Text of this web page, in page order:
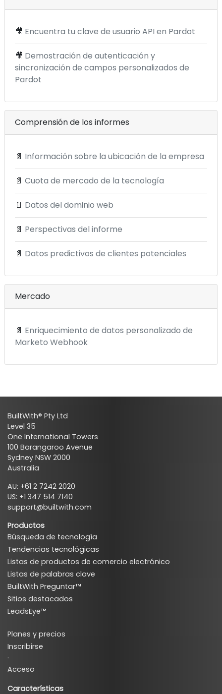
🎥 Encuentra tu clave de usuario API en Pardot
🎥 Demostración de autenticación y
sincronización de campos personalizados de
Pardot
Comprensión de los informes
📄 Información sobre la ubicación de la empresa
📄 Cuota de mercado de la tecnología
📄 Datos del dominio web
📄 Perspectivas del informe
📄 Datos predictivos de clientes potenciales
Mercado
📄 Enriquecimiento de datos personalizado de
Marketo Webhook
BuiltWith® Pty Ltd
Level 35
One International Towers
100 Barangaroo Avenue
Sydney NSW 2000
Australia
AU: +61 2 7242 2020
US: +1 347 514 7140
support@builtwith.com
Productos
Búsqueda de tecnología
Tendencias tecnológicas
Listas de productos de comercio electrónico
Listas de palabras clave
BuiltWith Preguntar™
Sitios destacados
LeadsEye™
Planes y precios
Inscribirse
·
Acceso
Características